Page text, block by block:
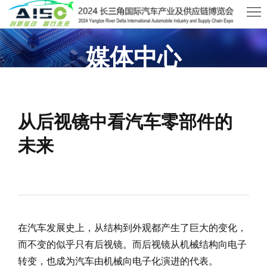
首
页
关
于
展
媒体中心
从后视镜中看汽车零部件的
未来
在汽车发展史上，从结构到外观都产生了巨大的变化，
而不变的似乎只有后视镜。而后视镜从机械结构向电子
转变，也成为汽车由机械向电子化演进的代表。